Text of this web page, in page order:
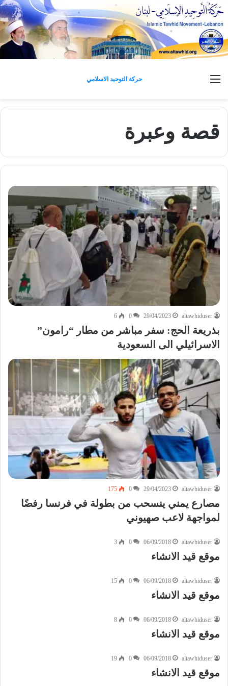
حركة التوحيد الاسلامي
قصة وعبرة
altawhiduser
29/04/2023
0
6
بذريعة الحج: سفر مباشر من مطار “رامون”
الاسرائيلي الى السعودية
altawhiduser
29/04/2023
0
175
مصارع يمني ينسحب من بطولة في فرنسا رفضًا
لمواجهة لاعب صهيوني
altawhiduser
06/09/2018
0
3
موقع قيد الانشاء
altawhiduser
06/09/2018
0
15
موقع قيد الانشاء
altawhiduser
06/09/2018
0
8
موقع قيد الانشاء
altawhiduser
06/09/2018
0
19
موقع قيد الانشاء